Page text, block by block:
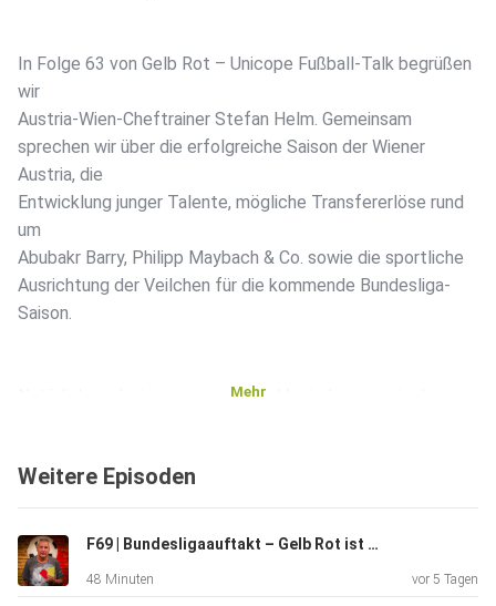
In Folge 63 von Gelb Rot – Unicope Fußball-Talk begrüßen
wir
Austria-Wien-Cheftrainer Stefan Helm. Gemeinsam
sprechen wir über die erfolgreiche Saison der Wiener
Austria, die
Entwicklung junger Talente, mögliche Transfererlöse rund
um
Abubakr Barry, Philipp Maybach & Co. sowie die sportliche
Ausrichtung der Veilchen für die kommende Bundesliga-
Saison.
Natürlich analysieren wir auch die Veränderungen in der
Scouting-Netzwerks im österreichischen Fußball.
Außerdem blicken wir ausführlich auf die bevorstehende
Weltmeisterschaft: Welche Nationen zählen zu den
Mehr
Weitere Episoden
F69 | Bundesligaauftakt – Gelb Rot ist zurück mit Peter Pacult
48 Minuten vor 5 Tagen